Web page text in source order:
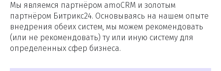
Мы являемся партнёром amoCRM и золотым
партнёром Битрикс24. Основываясь на нашем опыте
внедрения обеих систем, мы можем рекомендовать
(или не рекомендовать) ту или иную систему для
определенных сфер бизнеса.